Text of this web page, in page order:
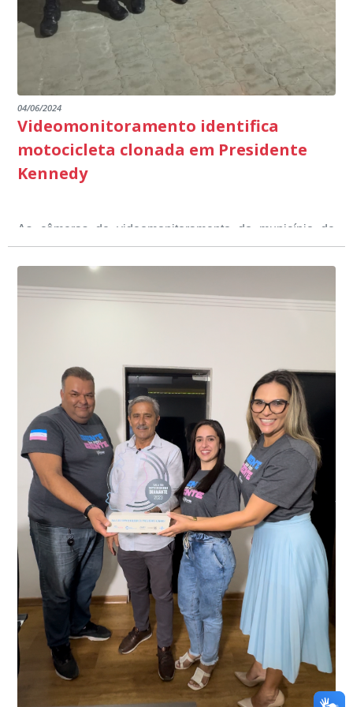
04/06/2024
Videomonitoramento identifica
motocicleta clonada em Presidente
Kennedy
As câmeras de videomonitoramento do município de
Presidente Kennedy identificaram neste fim de semana,
01 de junho, uma motocicleta com indícios de
adulteração, imediatamente, a central de
videomonitoramento acionou a Guarda Civil Municipal,
Durante a abordagem a adulteração foi comprovada,
através da conferência do Chassi, a motocicleta, bem
conta do sistema de videomonitoramento instalado
recentemente em todo o município de Presidente
Kennedy, o sistema é integrado com outros municípios
do país, sendo possível a identificação de veículos por
meio do cruzamento de informações, nesse caso
específico, com dados de uma cidade do Estado do Rio
de Janeiro.
“Mais de 100 câmeras foram instaladas na sede e no
interior de Presidente Kennedy, garantindo mais
segurança à população, seja nas ruas, no comércio, os
produtores agropecuários. Estamos no rumo certo,
parabéns a todos os servidores que contribuem para a
segurança da nossa cidade”, destaca o prefeito Dorlei
Fontão.